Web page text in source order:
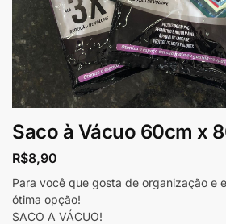
Saco à Vácuo 60cm x
R$8,90
Para você que gosta de organização e
ótima opção!
SACO A VÁCUO!